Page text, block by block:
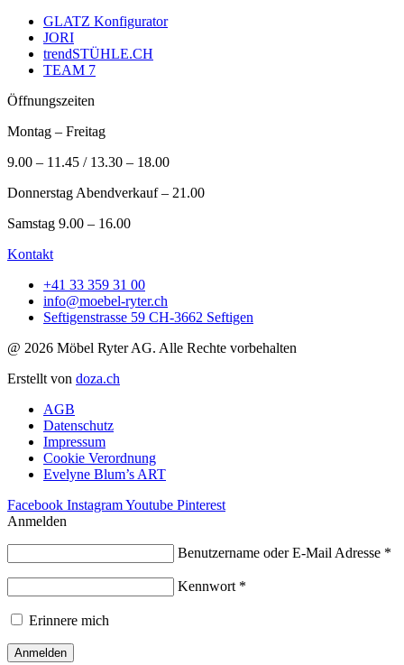
GLATZ Konfigurator
JORI
trendSTÜHLE.CH
TEAM 7
Öffnungszeiten
Montag – Freitag
9.00 – 11.45 / 13.30 – 18.00
Donnerstag Abendverkauf – 21.00
Samstag 9.00 – 16.00
Kontakt
+41 33 359 31 00
info@moebel-ryter.ch
Seftigenstrasse 59 CH-3662 Seftigen
@ 2026 Möbel Ryter AG. Alle Rechte vorbehalten
Erstellt von doza.ch
AGB
Datenschutz
Impressum
Cookie Verordnung
Evelyne Blum’s ART
Facebook InstagramYoutube Pinterest
Anmelden
Benutzername oder E-Mail Adresse *
Kennwort *
Erinnere mich
Anmelden